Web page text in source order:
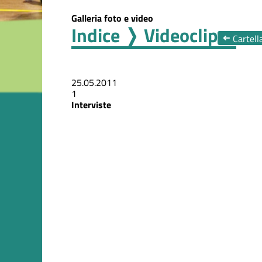
Galleria foto e video
Indice ❭ Videoclip ➜
25.05.2011
1
Interviste